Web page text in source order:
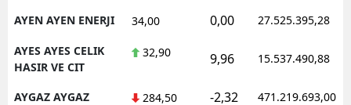
AYEN AYEN ENERJI 34,00 0,00 27.525.395,28
AYES AYES CELIK
HASIR VE CIT
32,90 9,96 15.537.490,88
AYGAZ AYGAZ 284,50 -2,32 471.219.693,00